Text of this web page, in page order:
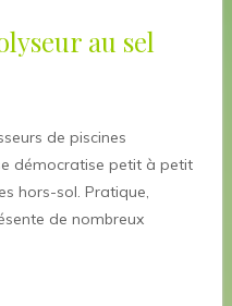
au sel
de piscines
démocratise petit à petit
hors-sol. Pratique,
de nombreux